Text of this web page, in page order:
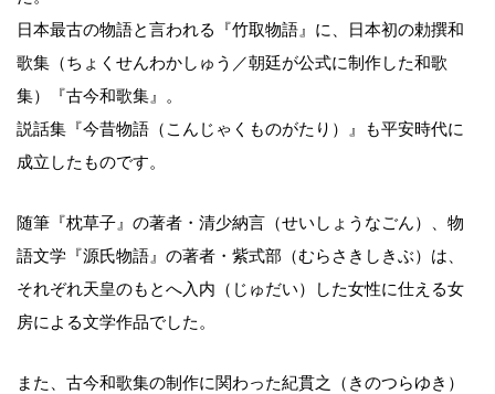
日本最古の物語と言われる『竹取物語』に、日本初の勅撰和
歌集（ちょくせんわかしゅう／朝廷が公式に制作した和歌
集）『古今和歌集』。
説話集『今昔物語（こんじゃくものがたり）』も平安時代に
成立したものです。
随筆『枕草子』の著者・清少納言（せいしょうなごん）、物
語文学『源氏物語』の著者・紫式部（むらさきしきぶ）は、
それぞれ天皇のもとへ入内（じゅだい）した女性に仕える女
房による文学作品でした。
また、古今和歌集の制作に関わった紀貫之（きのつらゆき）